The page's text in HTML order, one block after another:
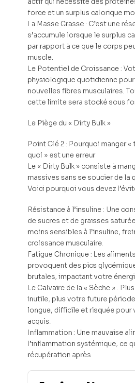
force et un surplus calorique
La Masse Grasse : C’est une
s’accumule lorsque le surplus
par rapport à ce que le corps
muscle.
Le Potentiel de Croissance :
physiologique quotidienne
nouvelles fibres musculaires.
cette limite sera stocké sous
Le Piège du « Dirty Bulk »
Point Clé 2 : Pourquoi manger
quoi » est une erreur
Le « Dirty Bulk » consiste à
massives sans se soucier de la
Voici pourquoi vous devez
Résistance à l’insuline : Une
de sucres et de graisses
moins sensibles à l’insuline,
croissance musculaire.
Fatigue Chronique : Les
provoquent des pics
brutales, impactant votre
Le Calvaire de la « Sèche » :
inutile, plus votre future
longue, difficile et risquée pour
acquis.
Inflammation : Une mauvaise
l’inflammation systémique, ce
récupération après…